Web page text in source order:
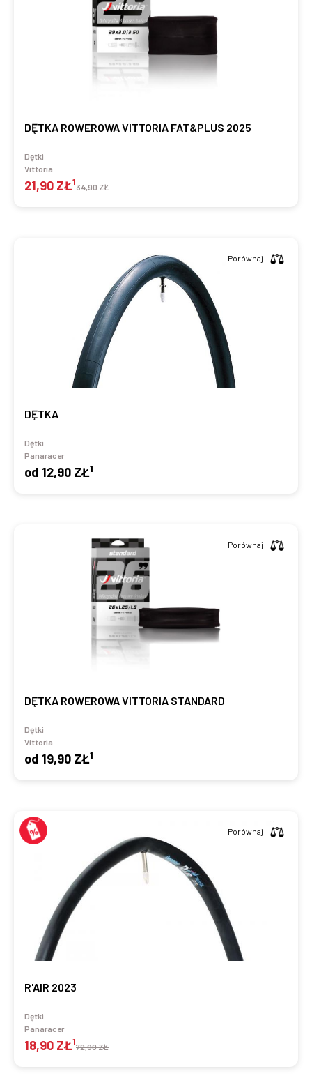
DĘTKA ROWEROWA VITTORIA FAT&PLUS 2025
Dętki
Vittoria
21,90 ZŁ134,90 ZŁ
DĘTKA
Dętki
Panaracer
od 12,90 ZŁ1
Porównaj
DĘTKA ROWEROWA VITTORIA STANDARD
Dętki
Vittoria
od 19,90 ZŁ1
Porównaj
R'AIR 2023
Dętki
Panaracer
18,90 ZŁ172,90 ZŁ
Porównaj